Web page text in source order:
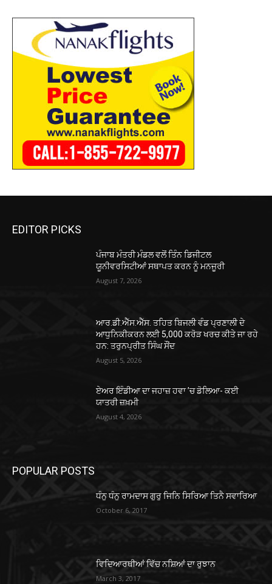
EDITOR PICKS
ਪੰਜਾਬ ਮੰਤਰੀ ਮੰਡਲ ਵਲੋਂ ਤਿੰਨ ਡਿਜੀਟਲ
ਯੂਨੀਵਰਸਿਟੀਆਂ ਸਥਾਪਤ ਕਰਨ ਨੂੰ ਮਨਜੂਰੀ
August 7, 2026
ਆਰ.ਡੀ.ਐੱਸ.ਐੱਸ. ਤਹਿਤ ਬਿਜਲੀ ਵੰਡ ਪ੍ਰਣਾਲੀ ਦੇ
ਆਧੁਨਿਕੀਕਰਨ ਲਈ 5,000 ਕਰੋੜ ਖਰਚ ਕੀਤੇ ਜਾ ਰਹੇ
ਹਨ: ਤਰੁਨਪ੍ਰੀਤ ਸਿੰਘ ਸੌਂਦ
August 5, 2026
ਏਅਰ ਇੰਡੀਆ ਦਾ ਜਹਾਜ਼ ਹਵਾ ’ਚ ਡੋਲਿਆ- ਕਈ
ਯਾਤਰੀ ਜ਼ਖ਼ਮੀ
August 4, 2026
POPULAR POSTS
ਧੰਨੁ ਧੰਨੁ ਰਾਮਦਾਸ ਗੁਰੁ ਜਿਨਿ ਸਿਰਿਆ ਤਿਨੈ ਸਵਾਰਿਆ
October 6, 2017
ਵਿਦਿਆਰਥੀਆਂ ਵਿੱਚ ਨਸ਼ਿਆਂ ਦਾ ਰੁਝਾਨ
March 3, 2017